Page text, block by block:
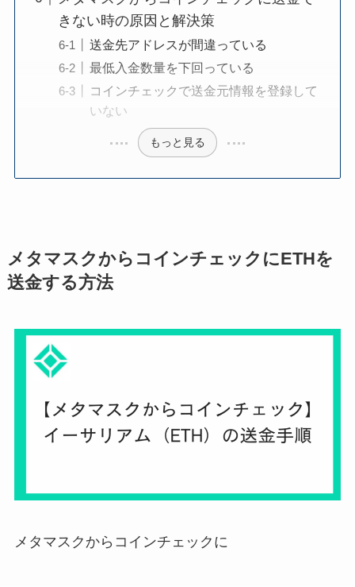
きない時の原因と解決策
送金先アドレスが間違っている
最低入金数量を下回っている
コインチェックで送金元情報を登録して
いない
もっと見る
メタマスクからコインチェックにETHを
送金する方法
メタマスクからコインチェックに